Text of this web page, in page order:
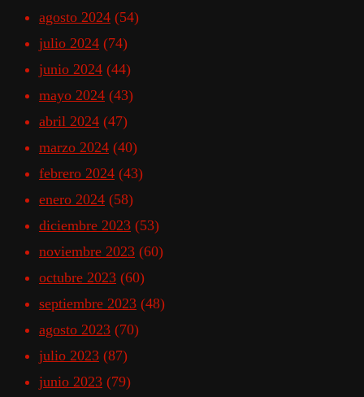
agosto 2024 (54)
julio 2024 (74)
junio 2024 (44)
mayo 2024 (43)
abril 2024 (47)
marzo 2024 (40)
febrero 2024 (43)
enero 2024 (58)
diciembre 2023 (53)
noviembre 2023 (60)
octubre 2023 (60)
septiembre 2023 (48)
agosto 2023 (70)
julio 2023 (87)
junio 2023 (79)